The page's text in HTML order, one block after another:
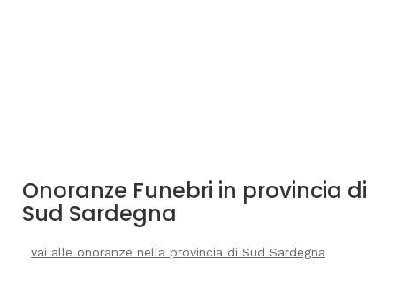
Onoranze Funebri in provincia di
Sud Sardegna
vai alle onoranze nella provincia di Sud Sardegna